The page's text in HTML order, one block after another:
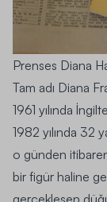
Prenses Diana
Tam adı Diana
1961 yılında
1982 yılında 32
o günden
bir figür haline
gerçekleşen